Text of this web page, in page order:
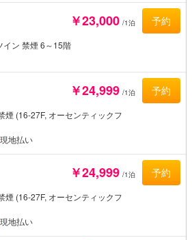
￥23,000 /1泊 予約
イン 禁煙 6～15階
￥24,999 /1泊 予約
煙 (16-27F, オーセンティックフ
現地払い
￥24,999 /1泊 予約
煙 (16-27F, オーセンティックフ
現地払い